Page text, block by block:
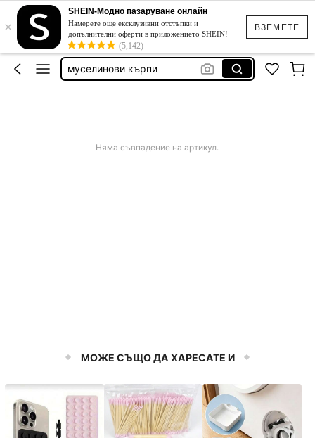
ВЗЕМЕТЕ
×
SHEIN-Модно пазаруване онлайн
Намерете още ексклузивни отстъпки и
допълнителни оферти в приложението SHEIN!
(5,142)
gender reveal party
бебе момче
муселинови кърпи
стикери за стена
Няма съвпадение на артикул.
МОЖЕ СЪЩО ДА ХАРЕСАТЕ И